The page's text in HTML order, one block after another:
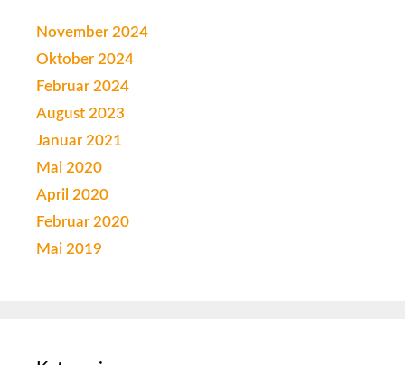
November 2024
Oktober 2024
Februar 2024
August 2023
Januar 2021
Mai 2020
April 2020
Februar 2020
Mai 2019